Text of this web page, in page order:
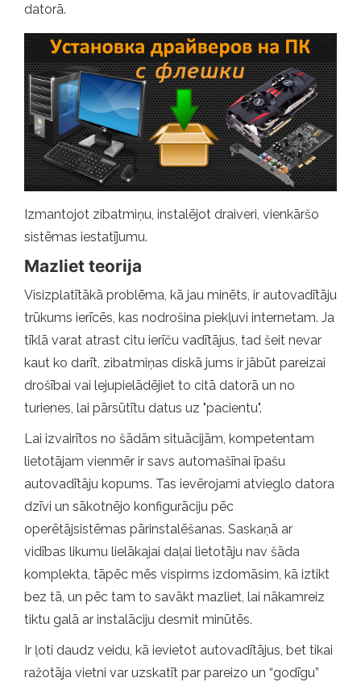
datorā.
Izmantojot zibatmiņu, instalējot draiveri, vienkāršo
sistēmas iestatījumu.
Mazliet teorija
Visizplatītākā problēma, kā jau minēts, ir autovadītāju
trūkums ierīcēs, kas nodrošina piekļuvi internetam. Ja
tīklā varat atrast citu ierīču vadītājus, tad šeit nevar
kaut ko darīt, zibatmiņas diskā jums ir jābūt pareizai
drošībai vai lejupielādējiet to citā datorā un no
turienes, lai pārsūtītu datus uz "pacientu".
Lai izvairītos no šādām situācijām, kompetentam
lietotājam vienmēr ir savs automašīnai īpašu
autovadītāju kopums. Tas ievērojami atvieglo datora
dzīvi un sākotnējo konfigurāciju pēc
operētājsistēmas pārinstalēšanas. Saskaņā ar
vidības likumu lielākajai daļai lietotāju nav šāda
komplekta, tāpēc mēs vispirms izdomāsim, kā iztikt
bez tā, un pēc tam to savākt mazliet, lai nākamreiz
tiktu galā ar instalāciju desmit minūtēs.
Ir ļoti daudz veidu, kā ievietot autovadītājus, bet tikai
ražotāja vietni var uzskatīt par pareizo un “godīgu”